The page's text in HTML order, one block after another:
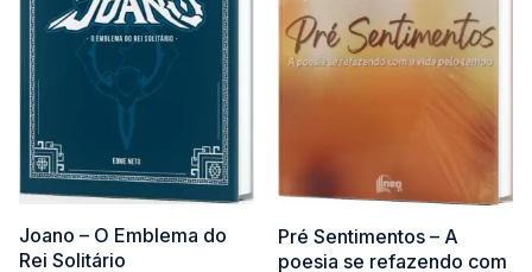
Joano – O Emblema do
Rei Solitário
Pré Sentimentos – A
poesia se refazendo com